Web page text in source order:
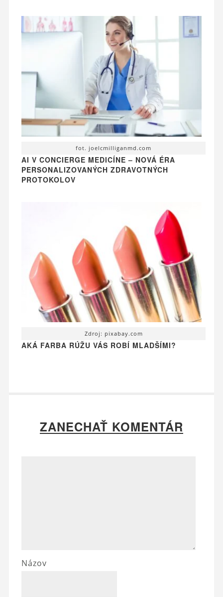
fot. joelcmilliganmd.com
AI V CONCIERGE MEDICÍNE – NOVÁ ÉRA
PERSONALIZOVANÝCH ZDRAVOTNÝCH
PROTOKOLOV
Zdroj: pixabay.com
AKÁ FARBA RÚŽU VÁS ROBÍ MLADŠÍMI?
ZANECHAŤ KOMENTÁR
Názov